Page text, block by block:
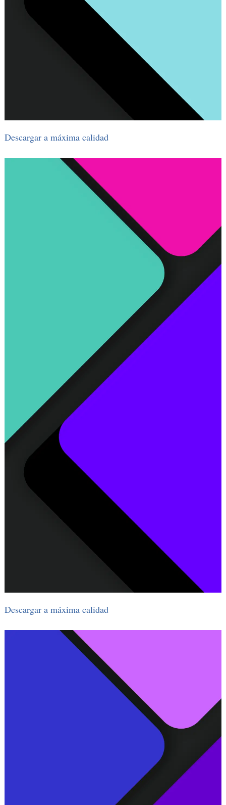
Descargar a máxima calidad
Descargar a máxima calidad